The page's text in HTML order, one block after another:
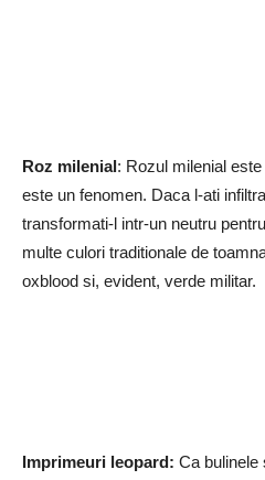
Roz milenial: Rozul milenial
este un fenomen. Daca l-ati
transformati-l intr-un neutru
multe culori traditionale de
oxblood si, evident, verde militar.
Imprimeuri leopard: Ca bulinele